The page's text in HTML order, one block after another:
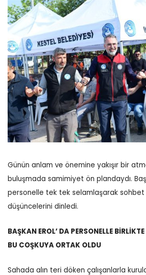
Günün anlam ve önemine yakışır bir
buluşmada samimiyet ön plandaydı.
personelle tek tek selamlaşarak sohbet
düşüncelerini dinledi.
BAŞKAN EROL’ DA PERSONELLE
BU COŞKUYA ORTAK OLDU
Sahada alın teri döken çalışanlarla